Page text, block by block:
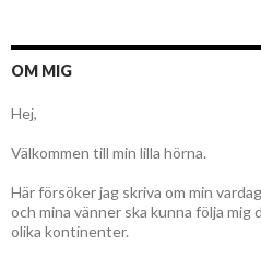
OM MIG
Hej,
Välkommen till min lilla hörna.
Här försöker jag skriva om min
och mina vänner ska kunna följa
olika kontinenter.